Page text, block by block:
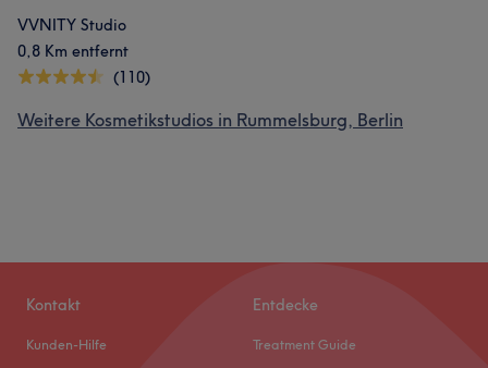
VVNITY Studio
0,8 Km entfernt
(110)
Weitere Kosmetikstudios in Rummelsburg, Berlin
Kontakt
Kunden-Hilfe
Entdecke
Treatment Guide